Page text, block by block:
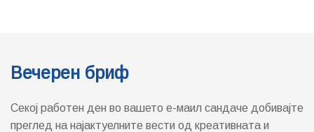
Вечерен бриф
Секој работен ден во вашето е-маил сандаче добивајте
преглед на најактуелните вести од креативната и